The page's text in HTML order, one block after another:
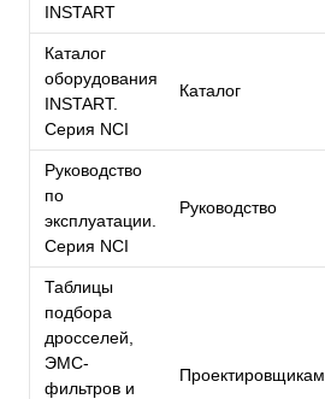
INSTART
Каталог
оборудования
INSTART.
Серия NCI
Каталог
Руководство
по
эксплуатации.
Серия NCI
Руководство
Таблицы
подбора
дросселей,
ЭМС-
фильтров и
Проектировщикам